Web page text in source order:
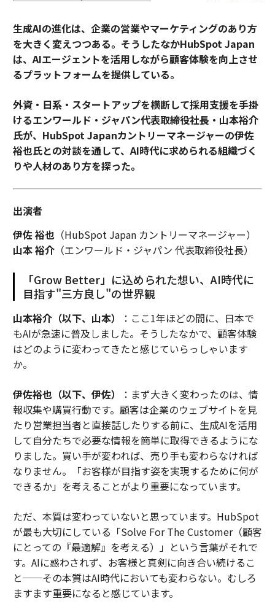
生成AIの進化は、企業の営業やマーケティングのあり方
を大きく変えつつある。そうしたなかHubSpot Japan
は、AIエージェントを活用しながら顧客体験を向上させ
るプラットフォームを提供している。
外資・日系・スタートアップを横断して採用支援を手掛
けるエンワールド・ジャパン代表取締役社長・山本裕介
氏が、HubSpot Japanカントリーマネージャーの伊佐
裕也氏との対談を通して、AI時代に求められる組織づく
りや人材のあり方を探った。
出演者
伊佐 裕也（HubSpot Japan カントリーマネージャー）
山本 裕介（エンワールド・ジャパン 代表取締役社長）
「Grow Better」に込められた想い、AI時代に
目指す"三方良し"の世界観
山本裕介（以下、山本）
：ここ1年ほどの間に、日本で
もAIが急速に普及しました。そうしたなかで、顧客体験
はどのように変わってきたと感じていらっしゃいます
か。
伊佐裕也（以下、伊佐）
：まず大きく変わったのは、情
報収集や購買行動です。顧客は企業のウェブサイトを見
たり営業担当者と直接話したりする前に、生成AIを活用
して自分たちで必要な情報を簡単に取得できるようにな
りました。買い手が変われば、売り手も変わらなければ
なりません。「お客様が目指す姿を実現するために何が
できるか」を考えることがより重要になっています。
ただ、本質は変わっていないと思っています。HubSpot
が最も大切にしている「Solve For The Customer（顧客
にとっての『最適解』を考える）」という言葉がそれで
す。AIに惑わされず、お客様と真剣に向き合い続けるこ
と──その本質はAI時代においても変わらない。むしろ
ますます重要になると感じています。